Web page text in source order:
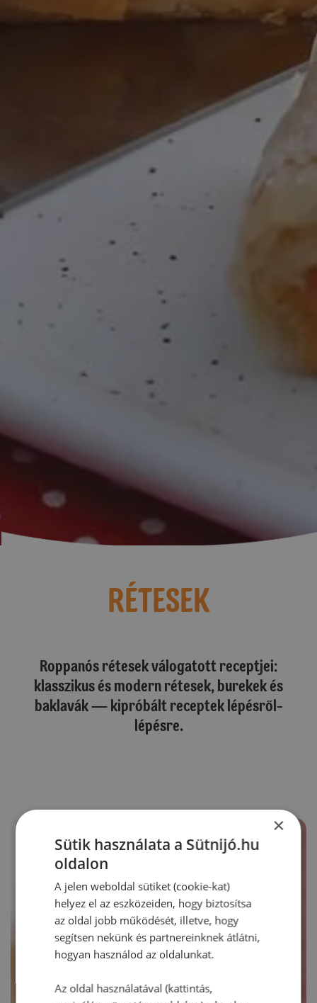
RÉTESEK
Roppanós rétesek válogatott receptjei:
klasszikus és modern rétesek, burekek és
baklavák — kipróbált receptek lépésről-
lépésre.
×
Sütik használata a Sütnijó.hu
oldalon
A jelen weboldal sütiket (cookie-kat)
helyez el az eszközeiden, hogy biztosítsa
az oldal jobb működését, illetve, hogy
segítsen nekünk és partnereinknek átlátni,
hogyan használod az oldalunkat.
Az oldal használatával (kattintás,